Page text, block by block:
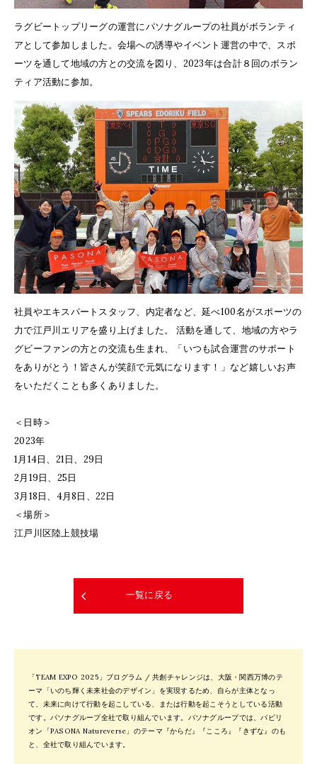
ラグビートップリーグの運営にパソナグループの社員がボランティ
アとして参加しました。会場への誘導やイベント運営の中で、スポ
ーツを通して地域の方との交流を図り、2023年は合計８回のボラン
ティア活動に参加。
社員やエキスパートスタッフ、内定者など、延べ100名がスポーツの
力で江戸川エリアを盛り上げました。 活動を通して、地域の方やラ
グビーファンの方との交流も生まれ、「いつも試合運営のサポート
をありがとう！皆さんが笑顔で元気になります！」など嬉しいお声
をいただくことも多くありました。
＜日時＞
2023年
1月14日、21日、29日
2月19日、25日
3月18日、4月8日、22日
＜場所＞
江戸川区陸上競技場
一覧に戻る
「TEAM EXPO 2025」プログラム / 共創チャレンジは、大阪・関西万博のテ
ーマ「いのち輝く未来社会のデザイン」を実現するため、自らが主体となっ
て、未来に向けて行動を起こしている、または行動を起こそうとしている活動
です。パソナグループ全社で取り組んでいます。パソナグループでは、パビリ
オン「PASONA Natureverse」のテーマ『からだ』『こころ』『きずな』のも
と、全社で取り組んでいます。